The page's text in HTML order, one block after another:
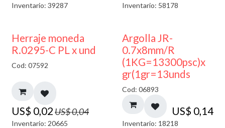
Inventario: 39287 Inventario: 58178
50% DESCUENTO
Herraje moneda
R.0295-C PL x und
Cod: 07592
US$ 0,02US$0,04
Inventario: 20665
Argolla JR-
0.7x8mm/R
(1KG=13300psc)x
gr(1gr=13unds
Cod: 06893
US$ 0,14
Inventario: 18218